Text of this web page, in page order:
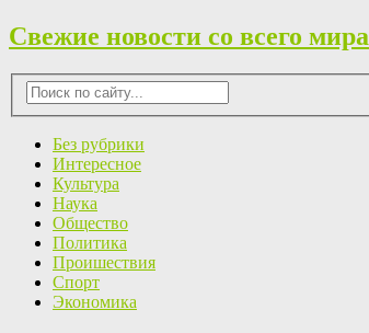
Свежие новости со всего мира
Без рубрики
Интересное
Культура
Наука
Общество
Политика
Проишествия
Спорт
Экономика